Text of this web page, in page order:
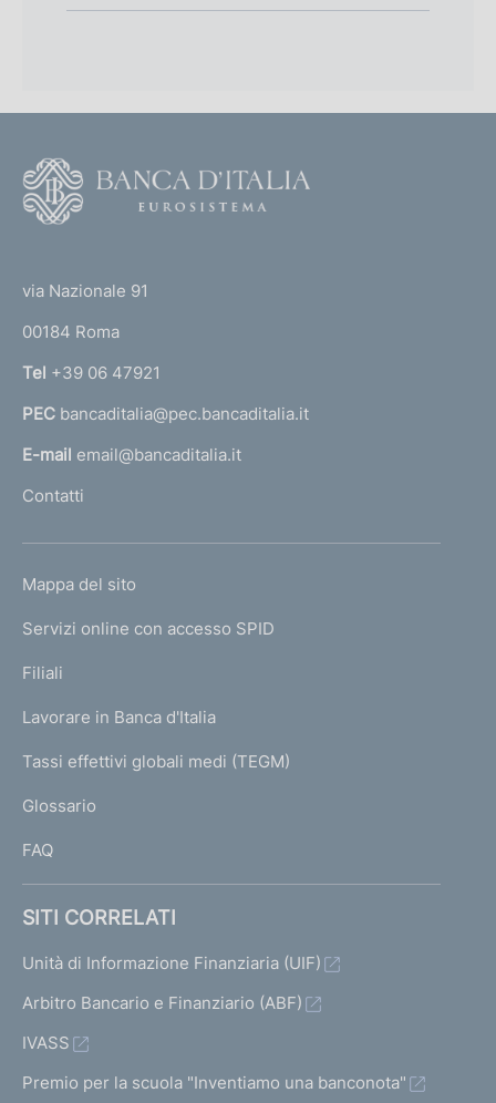
r
n
a
l
m
e
a
g
via Nazionale 91
00184 Roma
Tel +39 06 47921
PEC bancaditalia@pec.bancaditalia.it
E-mail email@bancaditalia.it
Contatti
L
N
K
T
I
I
Mappa del sito
Servizi online con accesso SPID
Filiali
Lavorare in Banca d'Italia
Tassi effettivi globali medi (TEGM)
Glossario
FAQ
SITI CORRELATI
Unità di Informazione Finanziaria (UIF)
Arbitro Bancario e Finanziario (ABF)
IVASS
Premio per la scuola "Inventiamo una banconota"